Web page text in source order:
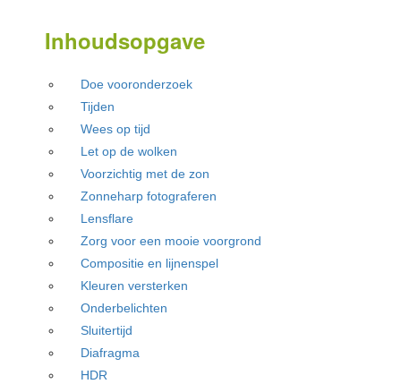
Inhoudsopgave
Doe vooronderzoek
Tijden
Wees op tijd
Let op de wolken
Voorzichtig met de zon
Zonneharp fotograferen
Lensflare
Zorg voor een mooie voorgrond
Compositie en lijnenspel
Kleuren versterken
Onderbelichten
Sluitertijd
Diafragma
HDR